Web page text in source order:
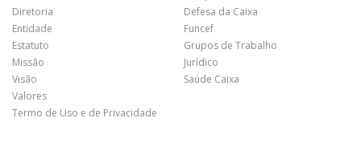
Diretoria
Entidade
Estatuto
Missão
Visão
Valores
Termo de Uso e de Privacidade
Defesa da Caixa
Funcef
Grupos de Trabalho
Jurídico
Saúde Caixa